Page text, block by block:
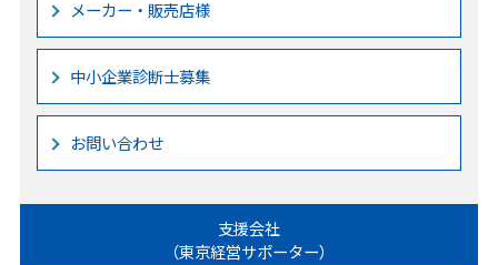
メーカー・販売店様
中小企業診断士募集
お問い合わせ
支援会社
（東京経営サポーター）